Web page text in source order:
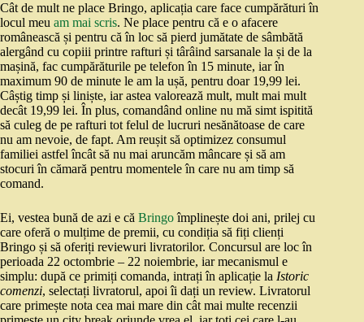
Cât de mult ne place Bringo, aplicația care face cumpărături în
locul meu am mai scris. Ne place pentru că e o afacere
românească și pentru că în loc să pierd jumătate de sâmbătă
alergând cu copiii printre rafturi și târâind sarsanale la și de la
mașină, fac cumpărăturile pe telefon în 15 minute, iar în
maximum 90 de minute le am la ușă, pentru doar 19,99 lei.
Câștig timp și liniște, iar astea valorează mult, mult mai mult
decât 19,99 lei. În plus, comandând online nu mă simt ispitită
să culeg de pe rafturi tot felul de lucruri nesănătoase de care
nu am nevoie, de fapt. Am reușit să optimizez consumul
familiei astfel încât să nu mai aruncăm mâncare și să am
stocuri în cămară pentru momentele în care nu am timp să
comand.
Ei, vestea bună de azi e că Bringoîmplinește doi ani, prilej cu
care oferă o mulțime de premii, cu condiția să fiți clienți
Bringo și să oferiți reviewuri livratorilor. Concursul are loc în
perioada 22 octombrie – 22 noiembrie, iar mecanismul e
simplu: după ce primiți comanda, intrați în aplicație la Istoric
comenzi, selectați livratorul, apoi îi dați un review. Livratorul
care primește nota cea mai mare din cât mai multe recenzii